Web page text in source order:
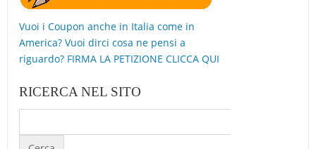
Vuoi i Coupon anche in Italia come in
America? Vuoi dirci cosa ne pensi a
riguardo? FIRMA LA PETIZIONE CLICCA QUI
RICERCA NEL SITO